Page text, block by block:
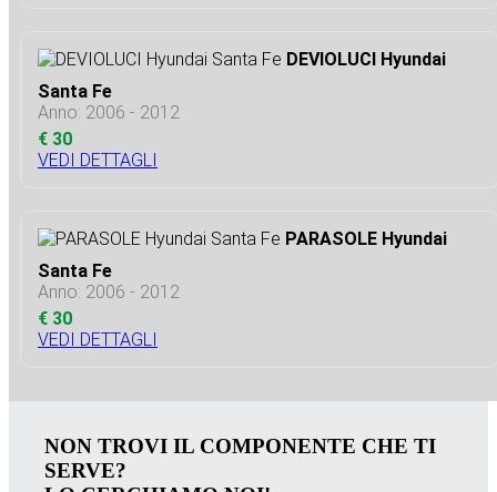
DEVIOLUCI Hyundai
Santa Fe
Anno: 2006 - 2012
€ 30
VEDI DETTAGLI
PARASOLE Hyundai
Santa Fe
Anno: 2006 - 2012
€ 30
VEDI DETTAGLI
NON TROVI IL COMPONENTE CHE TI
SERVE?